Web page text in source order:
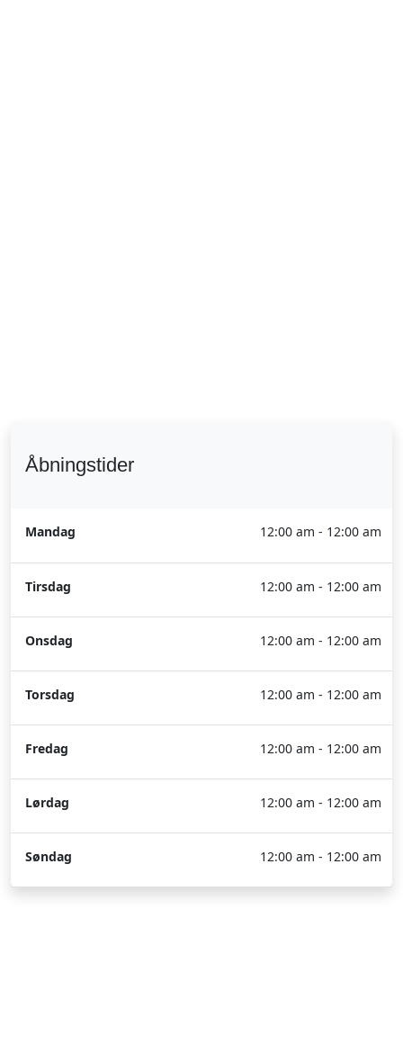
Åbningstider
Mandag 12:00 am - 12:00 am
Tirsdag 12:00 am - 12:00 am
Onsdag 12:00 am - 12:00 am
Torsdag 12:00 am - 12:00 am
Fredag 12:00 am - 12:00 am
Lørdag 12:00 am - 12:00 am
Søndag 12:00 am - 12:00 am